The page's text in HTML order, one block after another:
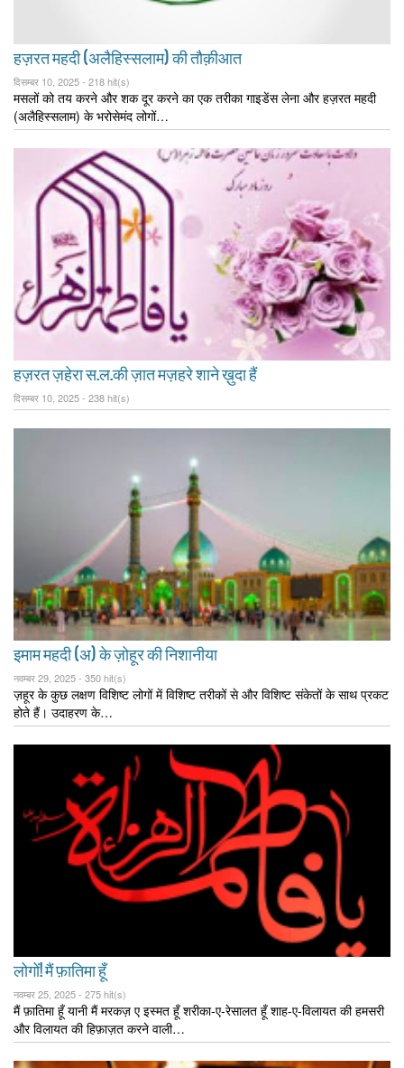
हज़रत महदी (अलैहिस्सलाम) की तौक़ीआत
दिसम्बर 10, 2025 - 218 hit(s)
मसलों को तय करने और शक दूर करने का एक तरीका गाइडेंस लेना और हज़रत महदी
(अलैहिस्सलाम) के भरोसेमंद लोगों…
हज़रत ज़हेरा स.ल.की ज़ात मज़हरे शाने ख़ुदा हैं
दिसम्बर 10, 2025 - 238 hit(s)
इमाम महदी (अ) के ज़ोहूर की निशानीया
नवम्बर 29, 2025 - 350 hit(s)
ज़हूर के कुछ लक्षण विशिष्ट लोगों में विशिष्ट तरीकों से और विशिष्ट संकेतों के साथ प्रकट
होते हैं। उदाहरण के…
लोगों! मैं फ़ातिमा हूँ
नवम्बर 25, 2025 - 275 hit(s)
मैं फ़ातिमा हूँ यानी मैं मरकज़ ए इस्मत हूँ शरीका-ए-रेसालत हूँ शाह-ए-विलायत की हमसरी
और विलायत की हिफ़ाज़त करने वाली…